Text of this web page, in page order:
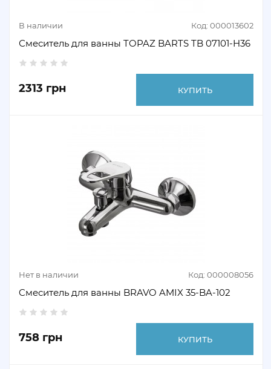
В наличии Код: 000013602
Смеситель для ванны TOPAZ BARTS TB 07101-H36
2313 грн КУПИТЬ
Нет в наличии Код: 000008056
Cмеситель для ванны BRAVO AMIX 35-BA-102
758 грн КУПИТЬ